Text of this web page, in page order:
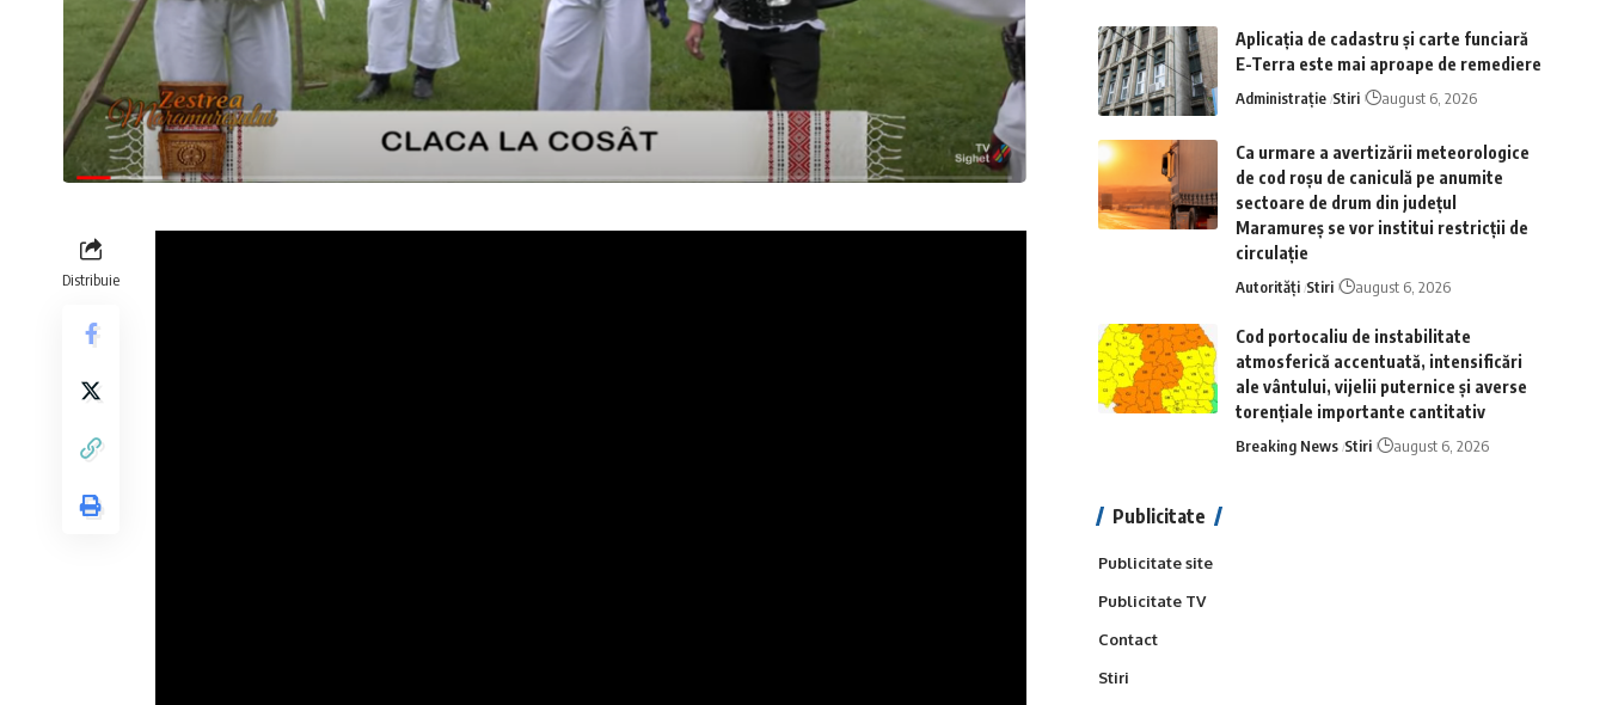
Distribuie
Aplicaţia de cadastru şi carte funciară
E-Terra este mai aproape de remediere
Administrație Stiri august 6, 2026
Ca urmare a avertizării meteorologice
de cod roșu de caniculă pe anumite
sectoare de drum din județul
Maramureș se vor institui restricții de
circulație
Autorități Stiri august 6, 2026
Cod portocaliu de instabilitate
atmosferică accentuată, intensificări
ale vântului, vijelii puternice și averse
torențiale importante cantitativ
Breaking News Stiri august 6, 2026
Publicitate
Publicitate site
Publicitate TV
Contact
Stiri